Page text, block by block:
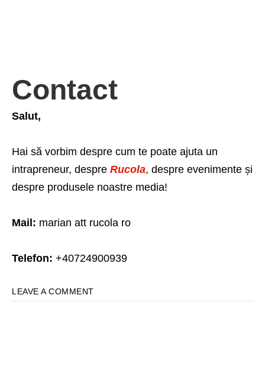
Contact
Salut,
Hai să vorbim despre cum te poate ajuta un
intrapreneur, despre Rucola, despre evenimente și
despre produsele noastre media!
Mail: marian att rucola ro
Telefon: +40724900939
LEAVE A COMMENT